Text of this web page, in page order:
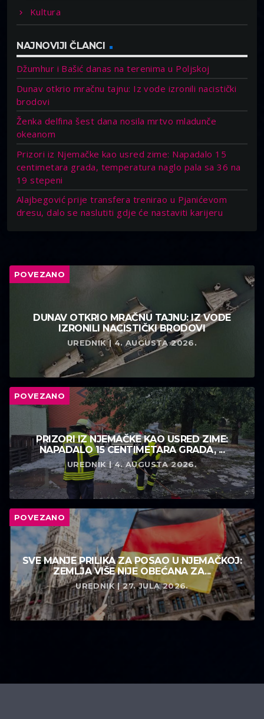
Kultura
NAJNOVIJI ČLANCI
Džumhur i Bašić danas na terenima u Poljskoj
Dunav otkrio mračnu tajnu: Iz vode izronili nacistički
brodovi
Ženka delfina šest dana nosila mrtvo mladunče
okeanom
Prizori iz Njemačke kao usred zime: Napadalo 15
centimetara grada, temperatura naglo pala sa 36 na
19 stepeni
Alajbegović prije transfera trenirao u Pjanićevom
dresu, dalo se naslutiti gdje će nastaviti karijeru
POVEZANO
DUNAV OTKRIO MRAČNU TAJNU: IZ VODE
IZRONILI NACISTIČKI BRODOVI
UREDNIK | 4. AUGUSTA 2026.
POVEZANO
PRIZORI IZ NJEMAČKE KAO USRED ZIME:
NAPADALO 15 CENTIMETARA GRADA, ...
UREDNIK | 4. AUGUSTA 2026.
POVEZANO
SVE MANJE PRILIKA ZA POSAO U NJEMAČKOJ:
ZEMLJA VIŠE NIJE OBEĆANA ZA...
UREDNIK | 27. JULA 2026.